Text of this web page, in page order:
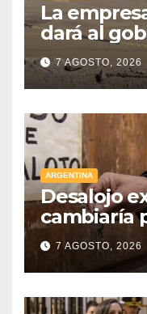
La
dará al
U$D 250
aporte
7 AGOSTO, 2026
ARGENTINA
Desalojo
cambiaría
dueños
tuvo media
Cámara
7 AGOSTO, 2026